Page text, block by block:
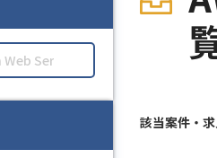
該当案件・